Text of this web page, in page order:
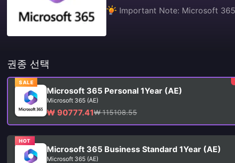
Important Note: Microsoft
권종 선택
SALE
Microsoft 365 Personal 1Year (AE)
Microsoft 365 (AE)
₩ 90777.41₩ 115108.55
HOT
Microsoft 365 Business Standard 1Year (AE)
Microsoft 365 (AE)